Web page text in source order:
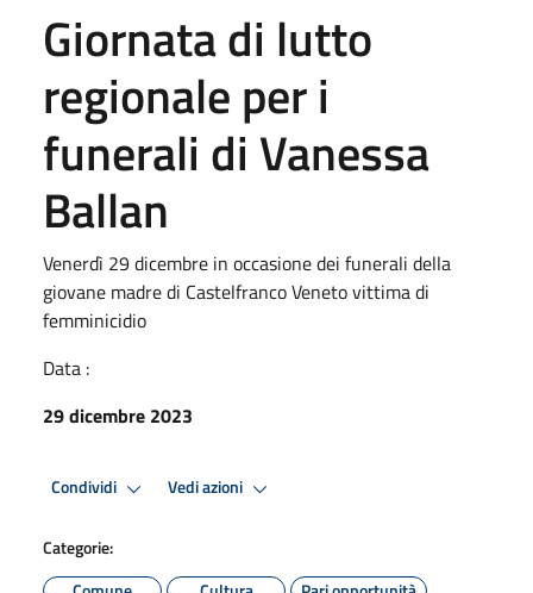
Giornata di lutto
regionale per i
funerali di Vanessa
Ballan
Venerdì 29 dicembre in occasione dei funerali della
giovane madre di Castelfranco Veneto vittima di
femminicidio
Data :
29 dicembre 2023
Condividi Vedi azioni
Categorie: